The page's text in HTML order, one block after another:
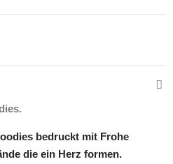
bedruckt mit Frohe
die ein Herz formen.